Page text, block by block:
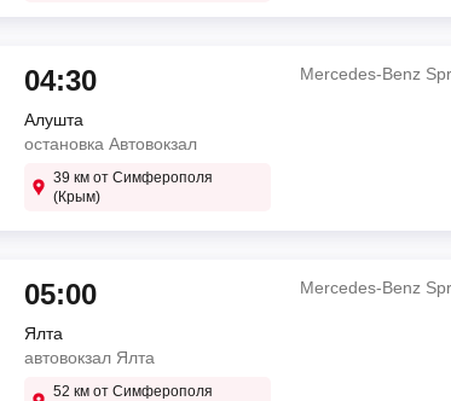
04:30
Алушта
остановка Автовокзал
39 км от Симферополя
(Крым)
Mercedes-Benz
05:00
Ялта
автовокзал Ялта
52 км от Симферополя
Mercedes-Benz